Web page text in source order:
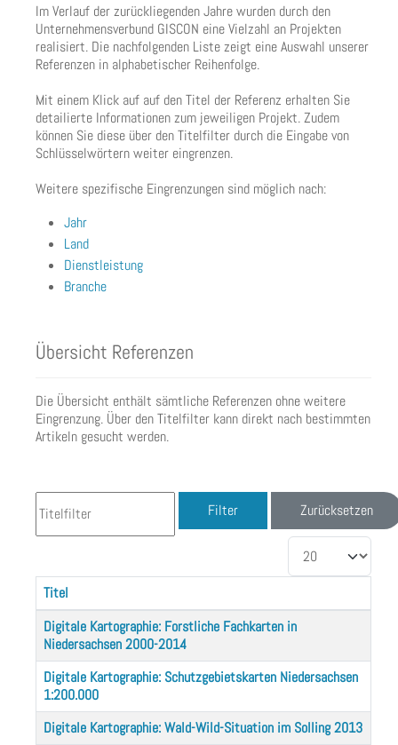
Im Verlauf der zurückliegenden Jahre wurden durch den
Unternehmensverbund GISCON eine Vielzahl an Projekten
realisiert. Die nachfolgenden Liste zeigt eine Auswahl unserer
Referenzen in alphabetischer Reihenfolge.
Mit einem Klick auf auf den Titel der Referenz erhalten Sie
detailierte Informationen zum jeweiligen Projekt. Zudem
können Sie diese über den Titelfilter durch die Eingabe von
Schlüsselwörtern weiter eingrenzen.
Weitere spezifische Eingrenzungen sind möglich nach:
Jahr
Land
Dienstleistung
Branche
Übersicht Referenzen
Die Übersicht enthält sämtliche Referenzen ohne weitere
Eingrenzung. Über den Titelfilter kann direkt nach bestimmten
Artikeln gesucht werden.
Filter
Zurücksetzen
Anzeige #
Beiträge
Titel
Digitale Kartographie: Forstliche Fachkarten in
Niedersachsen 2000-2014
Digitale Kartographie: Schutzgebietskarten Niedersachsen
1:200.000
Digitale Kartographie: Wald-Wild-Situation im Solling 2013